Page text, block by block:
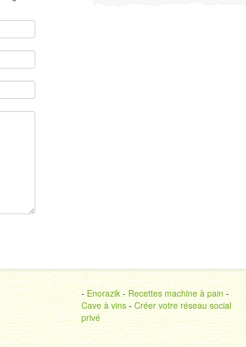
-Enorazik-Recettes machine à pain-
Cave à vins-Créer votre réseau social
privé